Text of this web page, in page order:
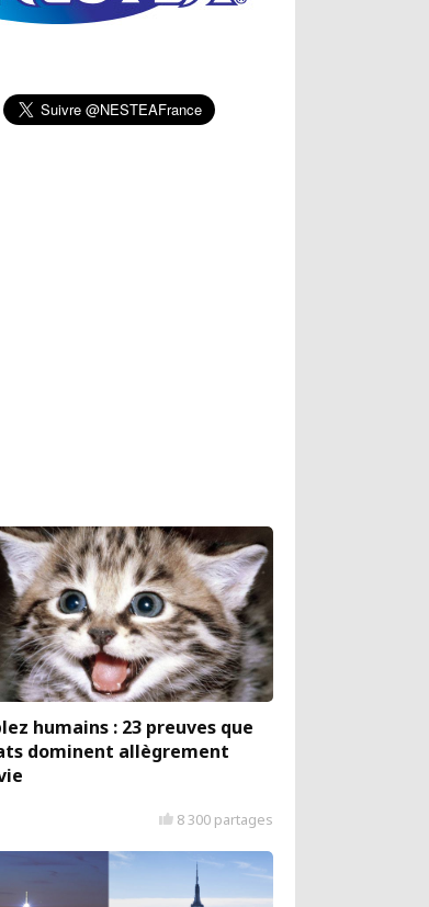
humains : 23 preuves que
dominent allègrement
8 300 partages